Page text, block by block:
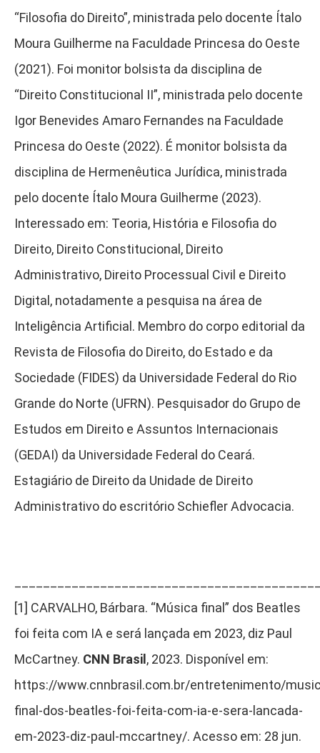
“Filosofia do Direito”, ministrada pelo docente Ítalo
Moura Guilherme na Faculdade Princesa do Oeste
(2021). Foi monitor bolsista da disciplina de
“Direito Constitucional II”, ministrada pelo docente
Igor Benevides Amaro Fernandes na Faculdade
Princesa do Oeste (2022). É monitor bolsista da
disciplina de Hermenêutica Jurídica, ministrada
pelo docente Ítalo Moura Guilherme (2023).
Interessado em: Teoria, História e Filosofia do
Direito, Direito Constitucional, Direito
Administrativo, Direito Processual Civil e Direito
Digital, notadamente a pesquisa na área de
Inteligência Artificial. Membro do corpo editorial da
Revista de Filosofia do Direito, do Estado e da
Sociedade (FIDES) da Universidade Federal do Rio
Grande do Norte (UFRN). Pesquisador do Grupo de
Estudos em Direito e Assuntos Internacionais
(GEDAI) da Universidade Federal do Ceará.
Estagiário de Direito da Unidade de Direito
Administrativo do escritório Schiefler Advocacia.
[1] CARVALHO, Bárbara. “Música final” dos Beatles
foi feita com IA e será lançada em 2023, diz Paul
McCartney. CNN Brasil , 2023. Disponível em:
https://www.cnnbrasil.com.br/entretenimento/
final-dos-beatles-foi-feita-com-ia-e-sera-lancada-
em-2023-diz-paul-mccartney/. Acesso em: 28 jun.